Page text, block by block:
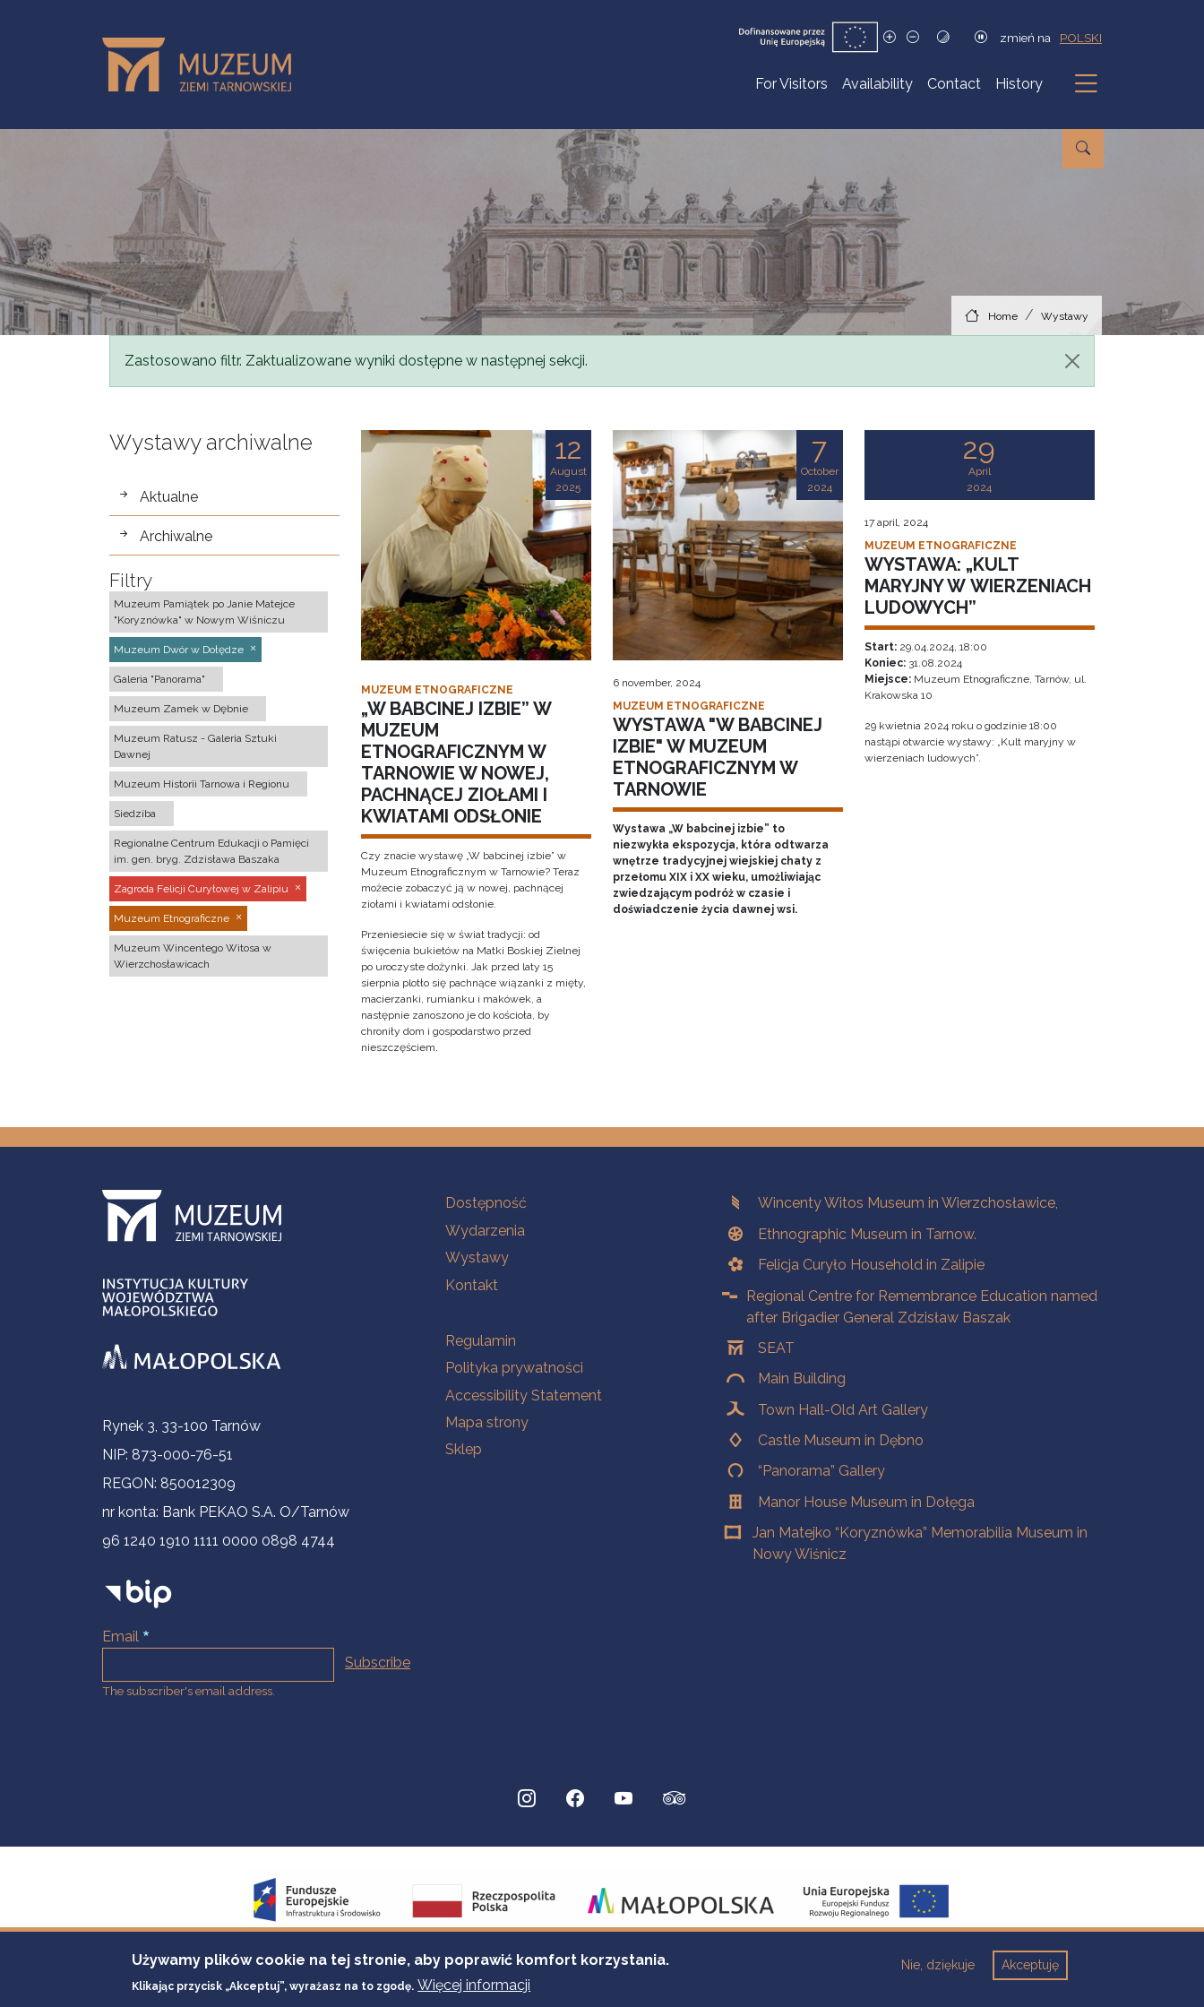
zmień na POLSKI
For Visitors Availability Contact History
Submenu
Home Wystawy
Status message
Zastosowano filtr. Zaktualizowane wyniki dostępne w następnej sekcji.
Wystawy archiwalne
wystawy
Aktualne
Archiwalne
Filtry
Muzeum Pamiątek po Janie Matejce
"Koryznówka" w Nowym Wiśniczu
Muzeum Dwór w Dołędze
Galeria "Panorama"
Muzeum Zamek w Dębnie
Muzeum Ratusz - Galeria Sztuki
Dawnej
Muzeum Historii Tarnowa i Regionu
Siedziba
Regionalne Centrum Edukacji o Pamięci
im. gen. bryg. Zdzisława Baszaka
Zagroda Felicji Curyłowej w Zalipiu
Muzeum Etnograficzne
Muzeum Wincentego Witosa w
Wierzchosławicach
12
August
2025
MUZEUM ETNOGRAFICZNE
„W BABCINEJ IZBIE” W
MUZEUM
ETNOGRAFICZNYM W
TARNOWIE W NOWEJ,
PACHNĄCEJ ZIOŁAMI I
KWIATAMI ODSŁONIE
Czy znacie wystawę „W babcinej izbie” w
Muzeum Etnograficznym w Tarnowie? Teraz
możecie zobaczyć ją w nowej, pachnącej
ziołami i kwiatami odsłonie.
Przeniesiecie się w świat tradycji: od
święcenia bukietów na Matki Boskiej Zielnej
po uroczyste dożynki. Jak przed laty 15
sierpnia plotło się pachnące wiązanki z mięty,
macierzanki, rumianku i makówek, a
następnie zanoszono je do kościoła, by
chroniły dom i gospodarstwo przed
nieszczęściem.
7
October
2024
6 november, 2024
MUZEUM ETNOGRAFICZNE
WYSTAWA "W BABCINEJ
IZBIE" W MUZEUM
ETNOGRAFICZNYM W
TARNOWIE
Wystawa „W babcinej izbie” to
niezwykła ekspozycja, która odtwarza
wnętrze tradycyjnej wiejskiej chaty z
przełomu XIX i XX wieku, umożliwiając
zwiedzającym podróż w czasie i
doświadczenie życia dawnej wsi.
29
April
2024
17 april, 2024
MUZEUM ETNOGRAFICZNE
WYSTAWA: „KULT
MARYJNY W WIERZENIACH
LUDOWYCH”
Start:29.04.2024, 18:00
Koniec:31.08.2024
Miejsce:Muzeum Etnograficzne, Tarnów, ul.
Krakowska 10
29 kwietnia 2024 roku o godzinie 18:00
nastąpi otwarcie wystawy: „Kult maryjny w
wierzeniach ludowych”.
Contact Information
Rynek 3, 33-100 Tarnów
NIP: 873-000-76-51
REGON: 850012309
nr konta: Bank PEKAO S.A. O/Tarnów
96 1240 1910 1111 0000 0898 4744
Email
The subscriber's email address.
Na skróty.
Dostępność
Wydarzenia
Wystawy
Kontakt
Na skróty.
Regulamin
Polityka prywatności
Accessibility Statement
Mapa strony
Sklep
BranchesWincenty Witos Museum in Wierzchosławice,
Ethnographic Museum in Tarnow.
Felicja Curyło Household in Zalipie
Regional Centre for Remembrance Education named
after Brigadier General Zdzisław Baszak
SEAT
Main Building
Town Hall-Old Art Gallery
Castle Museum in Dębno
“Panorama” Gallery
Manor House Museum in Dołęga
Jan Matejko “Koryznówka” Memorabilia Museum in
Nowy Wiśnicz
Używamy plików cookie na tej stronie, aby poprawić komfort korzystania.
Klikając przycisk „Akceptuj”, wyrażasz na to zgodę. Więcej informacji
Akceptuję
Nie, dziękuje